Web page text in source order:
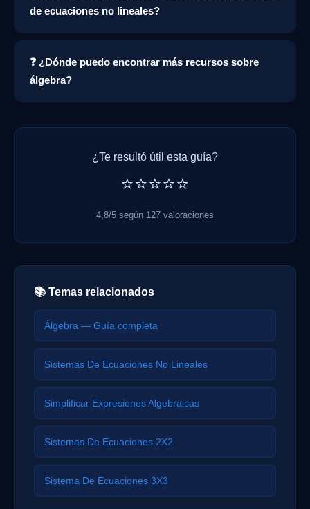
de ecuaciones no lineales?
❓ ¿Dónde puedo encontrar más recursos sobre
álgebra?
¿Te resultó útil esta guía?
⭐⭐⭐⭐⭐
4,8/5 según 127 valoraciones
📚 Temas relacionados
Álgebra — Guía completa
Sistemas De Ecuaciones No Lineales
Simplificar Expresiones Algebraicas
Sistemas De Ecuaciones 2X2
Sistema De Ecuaciones 3X3